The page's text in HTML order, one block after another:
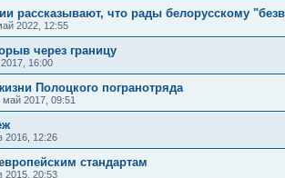
рассказывают, что рады белорусскому
2022, 12:55
через границу
16:00
Полоцкого погранотряда
май 2017, 09:51
2016, 12:26
стандартам
2015, 20:53